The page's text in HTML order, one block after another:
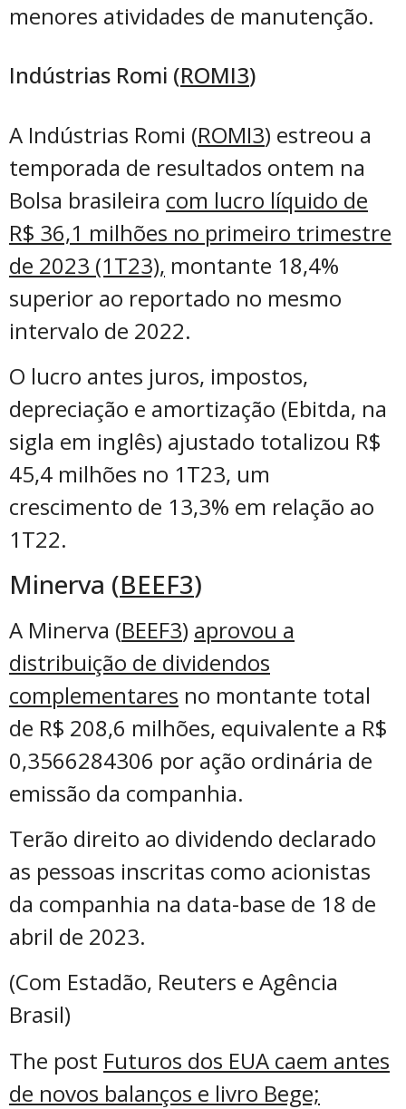
menores atividades de manutenção.
Indústrias Romi (ROMI3)
A Indústrias Romi (ROMI3) estreou a
temporada de resultados ontem na
Bolsa brasileira com lucro líquido de
R$ 36,1 milhões no primeiro trimestre
de 2023 (1T23), montante 18,4%
superior ao reportado no mesmo
intervalo de 2022.
O lucro antes juros, impostos,
depreciação e amortização (Ebitda, na
sigla em inglês) ajustado totalizou R$
45,4 milhões no 1T23, um
crescimento de 13,3% em relação ao
1T22.
Minerva (BEEF3)
A Minerva (BEEF3) aprovou a
distribuição de dividendos
complementares no montante total
de R$ 208,6 milhões, equivalente a R$
0,3566284306 por ação ordinária de
emissão da companhia.
Terão direito ao dividendo declarado
as pessoas inscritas como acionistas
da companhia na data-base de 18 de
abril de 2023.
(Com Estadão, Reuters e Agência
Brasil)
The post Futuros dos EUA caem antes
de novos balanços e livro Bege;